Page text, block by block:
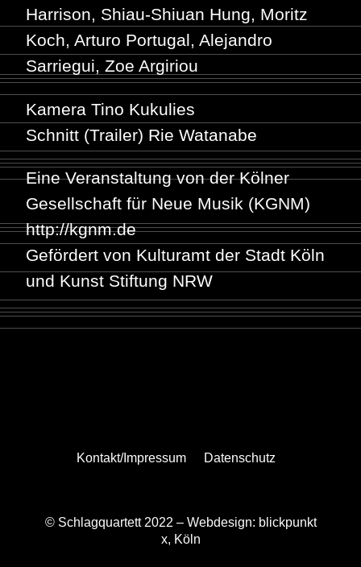
Harrison, Shiau-Shiuan Hung, Moritz
Koch, Arturo Portugal, Alejandro
Sarriegui, Zoe Argiriou
Kamera Tino Kukulies
Schnitt (Trailer) Rie Watanabe
Eine Veranstaltung von der Kölner
Gesellschaft für Neue Musik (KGNM)
http://kgnm.de
Gefördert von Kulturamt der Stadt Köln
und Kunst Stiftung NRW
Kontakt/Impressum Datenschutz
© Schlagquartett 2022 – Webdesign: blickpunkt
x, Köln